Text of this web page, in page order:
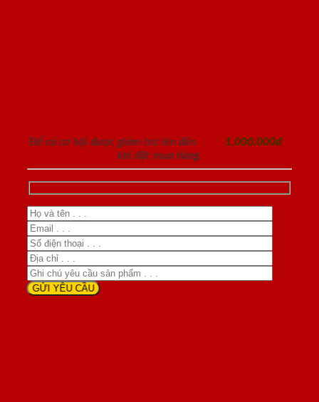
Để có cơ hội được giảm trừ lên đến
1.000.000đ
khi đặt mua hàng.